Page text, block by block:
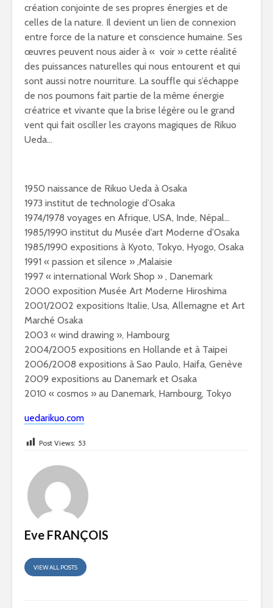
création conjointe de ses propres énergies et de
celles de la nature. Il devient un lien de connexion
entre force de la nature et conscience humaine. Ses
œuvres peuvent nous aider à « voir » cette réalité
des puissances naturelles qui nous entourent et qui
sont aussi notre nourriture. La souffle qui s’échappe
de nos poumons fait partie de la même énergie
créatrice et vivante que la brise légère ou le grand
vent qui fait osciller les crayons magiques de Rikuo
Ueda…
1950 naissance de Rikuo Ueda à Osaka
1973 institut de technologie d’Osaka
1974/1978 voyages en Afrique, USA, Inde, Népal…
1985/1990 institut du Musée d’art Moderne d’Osaka
1985/1990 expositions à Kyoto, Tokyo, Hyogo, Osaka
1991 « passion et silence » ,Malaisie
1997 « international Work Shop » , Danemark
2000 exposition Musée Art Moderne Hiroshima
2001/2002 expositions Italie, Usa, Allemagne et Art
Marché Osaka
2003 « wind drawing », Hambourg
2004/2005 expositions en Hollande et à Taipei
2006/2008 expositions à Sao Paulo, Haifa, Genève
2009 expositions au Danemark et Osaka
2010 « cosmos » au Danemark, Hambourg, Tokyo
uedarikuo.com
Post Views: 53
Eve FRANÇOIS
VIEW ALL POSTS